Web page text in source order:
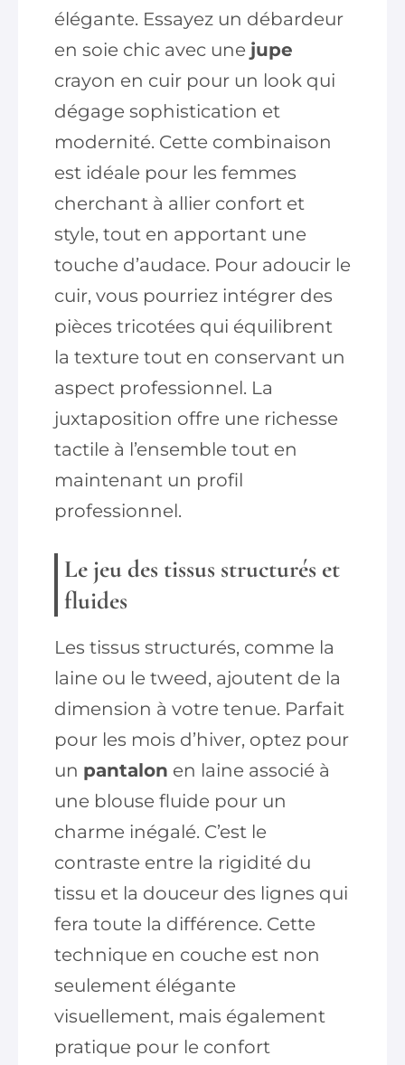
élégante. Essayez un débardeur
en soie chic avec une jupe
crayon en cuir pour un look qui
dégage sophistication et
modernité. Cette combinaison
est idéale pour les femmes
cherchant à allier confort et
style, tout en apportant une
touche d’audace. Pour adoucir le
cuir, vous pourriez intégrer des
pièces tricotées qui équilibrent
la texture tout en conservant un
aspect professionnel. La
juxtaposition offre une richesse
tactile à l’ensemble tout en
maintenant un profil
professionnel.
Le jeu des tissus structurés et
fluides
Les tissus structurés, comme la
laine ou le tweed, ajoutent de la
dimension à votre tenue. Parfait
pour les mois d’hiver, optez pour
un pantalon en laine associé à
une blouse fluide pour un
charme inégalé. C’est le
contraste entre la rigidité du
tissu et la douceur des lignes qui
fera toute la différence. Cette
technique en couche est non
seulement élégante
visuellement, mais également
pratique pour le confort